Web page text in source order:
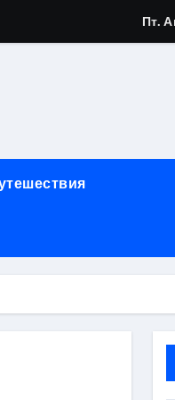
долгосрочных
особенности
Пт.